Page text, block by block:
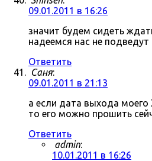
09.01.2011 в 16:26
значит будем сидеть
надеемся нас не
Ответить
Саня:
09.01.2011 в 21:13
а если дата выхода моего
то его можно прошить
Ответить
admin:
10.01.2011 в 16:26